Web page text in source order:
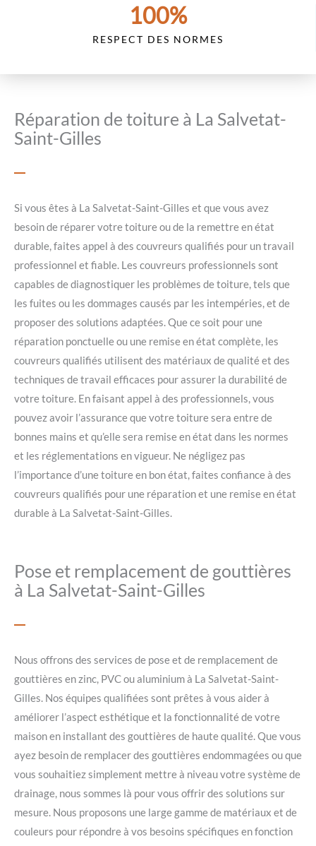
RESPECT DES NORMES
100%
Réparation de toiture à La Salvetat-
Saint-Gilles
Si vous êtes à La Salvetat-Saint-Gilles et que vous avez
besoin de réparer votre toiture ou de la remettre en état
durable, faites appel à des couvreurs qualifiés pour un travail
professionnel et fiable. Les couvreurs professionnels sont
capables de diagnostiquer les problèmes de toiture, tels que
les fuites ou les dommages causés par les intempéries, et de
proposer des solutions adaptées. Que ce soit pour une
réparation ponctuelle ou une remise en état complète, les
couvreurs qualifiés utilisent des matériaux de qualité et des
techniques de travail efficaces pour assurer la durabilité de
votre toiture. En faisant appel à des professionnels, vous
pouvez avoir l’assurance que votre toiture sera entre de
bonnes mains et qu’elle sera remise en état dans les normes
et les réglementations en vigueur. Ne négligez pas
l’importance d’une toiture en bon état, faites confiance à des
couvreurs qualifiés pour une réparation et une remise en état
durable à La Salvetat-Saint-Gilles.
Pose et remplacement de gouttières
à La Salvetat-Saint-Gilles
Nous offrons des services de pose et de remplacement de
gouttières en zinc, PVC ou aluminium à La Salvetat-Saint-
Gilles. Nos équipes qualifiées sont prêtes à vous aider à
améliorer l’aspect esthétique et la fonctionnalité de votre
maison en installant des gouttières de haute qualité. Que vous
ayez besoin de remplacer des gouttières endommagées ou que
vous souhaitiez simplement mettre à niveau votre système de
drainage, nous sommes là pour vous offrir des solutions sur
mesure. Nous proposons une large gamme de matériaux et de
couleurs pour répondre à vos besoins spécifiques en fonction